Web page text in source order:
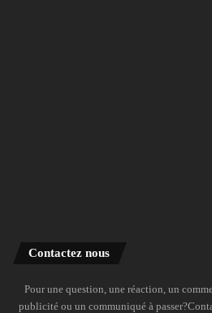
Contactez nous
Pour une question, une réaction, un
publicité ou un communiqué à